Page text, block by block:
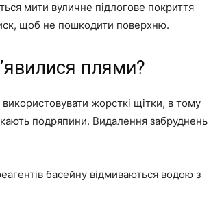
мити вуличне підлогове покриття
щоб не пошкодити поверхню.
плями?
жорсткі щітки, в тому
подряпини. Видалення забруднень
басейну відмиваються водою з